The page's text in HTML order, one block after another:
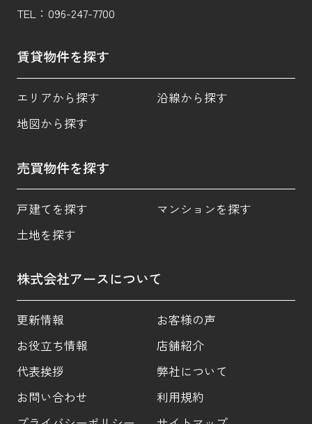
TEL： 096-247-7700
賃貸物件を探す
エリアから探す
沿線から探す
地図から探す
売買物件を探す
戸建てを探す
マンションを探す
土地を探す
株式会社アースについて
更新情報
お客様の声
お役立ち情報
店舗紹介
代表挨拶
弊社について
お問い合わせ
利用規約